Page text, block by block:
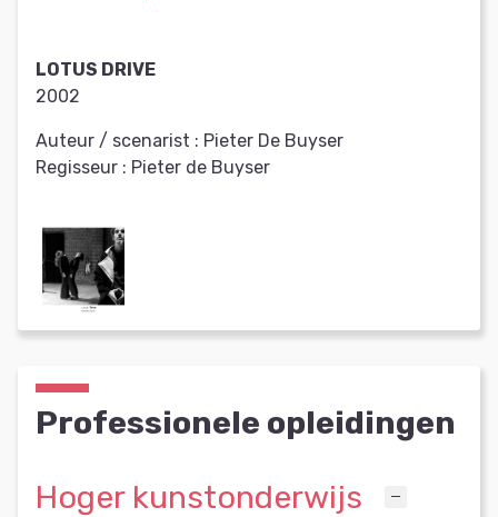
LOTUS DRIVE
2002
Auteur / scenarist : Pieter De Buyser
Regisseur : Pieter de Buyser
Professionele opleidingen
Hoger kunstonderwijs